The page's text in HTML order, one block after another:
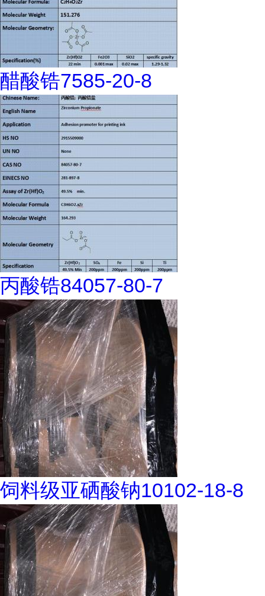
醋酸锆7585-20-8
丙酸锆84057-80-7
饲料级亚硒酸钠10102-18-8